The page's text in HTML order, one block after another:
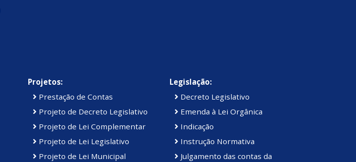
Projetos:
Prestação de Contas
Projeto de Decreto Legislativo
Projeto de Lei Complementar
Projeto de Lei Legislativo
Projeto de Lei Municipal
Legislação:
Decreto Legislativo
Emenda à Lei Orgânica
Indicação
Instrução Normativa
Julgamento das contas da